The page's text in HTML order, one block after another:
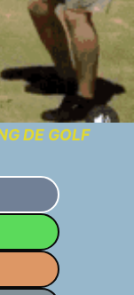
DE GOLF